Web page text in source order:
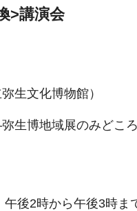
>講演会
生文化博物館）
生博地域展のみどこ
後2時から午後3時ま